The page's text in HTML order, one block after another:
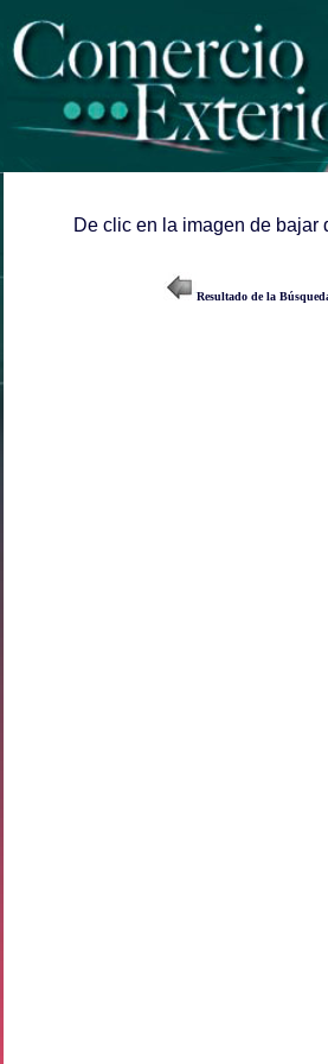
De clic en la imagen de bajar
Resultado de la